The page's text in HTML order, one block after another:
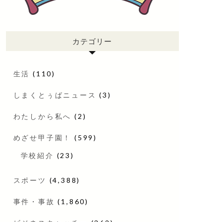
カテゴリー
生活 (110)
しまくとぅばニュース (3)
わたしから私へ (2)
めざせ甲子園！ (599)
学校紹介 (23)
スポーツ (4,388)
事件・事故 (1,860)